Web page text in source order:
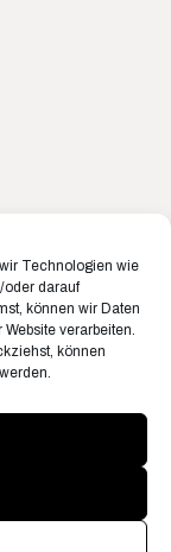
Technologien wie
oder darauf
können wir Daten
verarbeiten.
können
Akkreditierungen